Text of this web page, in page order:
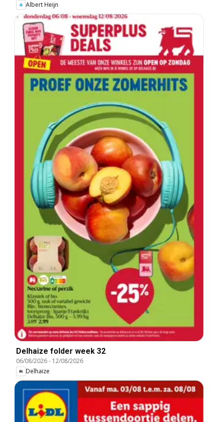
Albert Heijn
Delhaize folder week 32
06/08/2026- 12/08/2026
Delhaize